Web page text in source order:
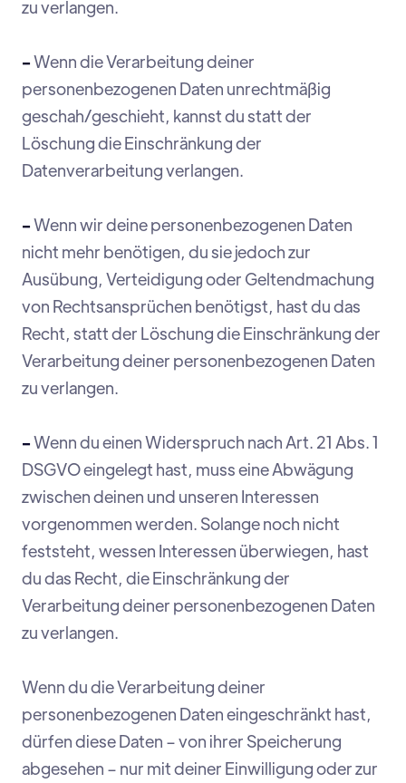
zu verlangen.
-Wenn die Verarbeitung deiner
personenbezogenen Daten unrechtmäßig
geschah/geschieht, kannst du statt der
Löschung die Einschränkung der
Datenverarbeitung verlangen.
-Wenn wir deine personenbezogenen Daten
nicht mehr benötigen, du sie jedoch zur
Ausübung, Verteidigung oder Geltendmachung
von Rechtsansprüchen benötigst, hast du das
Recht, statt der Löschung die Einschränkung der
Verarbeitung deiner personenbezogenen Daten
zu verlangen.
-Wenn du einen Widerspruch nach Art. 21 Abs. 1
DSGVO eingelegt hast, muss eine Abwägung
zwischen deinen und unseren Interessen
vorgenommen werden. Solange noch nicht
feststeht, wessen Interessen überwiegen, hast
du das Recht, die Einschränkung der
Verarbeitung deiner personenbezogenen Daten
zu verlangen.
Wenn du die Verarbeitung deiner
personenbezogenen Daten eingeschränkt hast,
dürfen diese Daten – von ihrer Speicherung
abgesehen – nur mit deiner Einwilligung oder zur